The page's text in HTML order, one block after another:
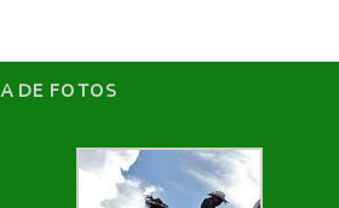
DE FOTOS